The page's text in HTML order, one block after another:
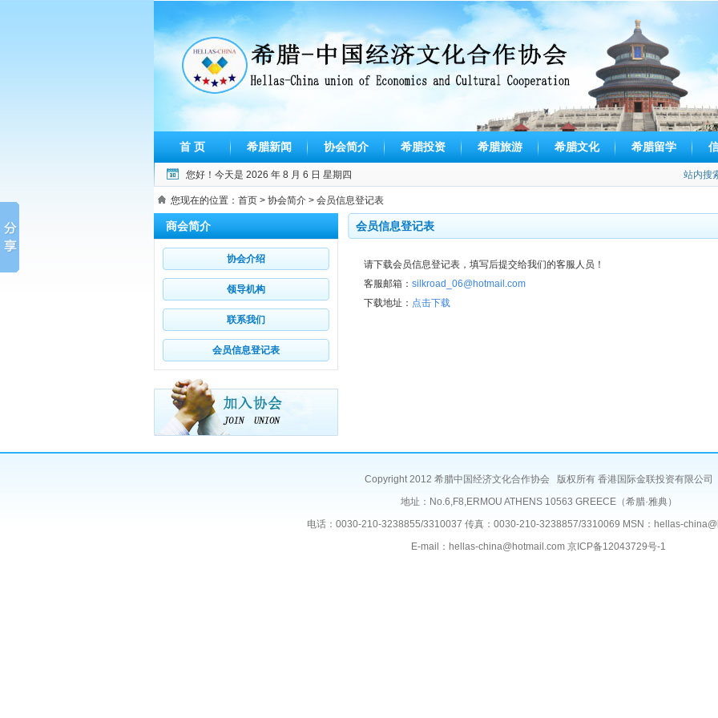
首 页 希腊新闻 协会简介 希腊投资 希腊旅游 希腊文化 希腊留学
您好！今天是 2026 年 8 月 6 日 星期四 站内搜
您现在的位置： 首页 > 协会简介 > 会员信息登记表
商会简介
协会介绍
领导机构
联系我们
会员信息登记表
会员信息登记表
请下载会员信息登记表，填写后提交给我们的客服人员！
客服邮箱： silkroad_06@hotmail.com
下载地址： 点击下载
Copyright 2012 希腊中国经济文化合作协会 版权所有 香港国际金联投资有限公司
地址：No.6,F8,ERMOU ATHENS 10563 GREECE（希腊·雅典）
电话：0030-210-3238855/3310037 传真：0030-210-3238857/3310069 MSN：hellas-
E-mail：hellas-china@hotmail.com 京ICP备12043729号-1